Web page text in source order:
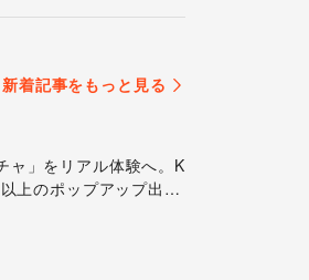
新着記事をもっと見る
ャ」をリアル体験へ。K
上のポップアップ出店
酒との出会い”